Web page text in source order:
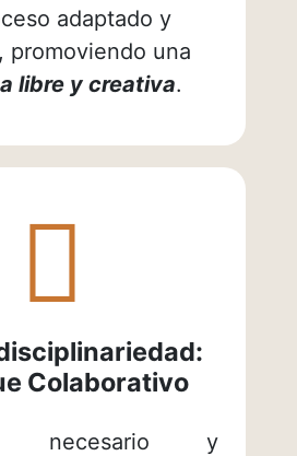
adaptado y
promoviendo una
libre y creativa.
Colaborativo
necesario y